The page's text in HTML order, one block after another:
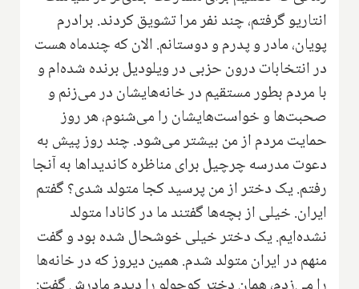
انتاریو گرفتم، چند نفر مرا تشویق کردند‌. برادرم
پویان، مادر و پدرم و دوستانم.‌ الان که چندماه هست
در انتخابات درون حزبی در ویلودیل برنده شده‌ا‌م و
با مردم بطور مستقیم در خانه‌هایشان در می‌زنم و
صحبت‌ها و خواست‌هایشان را می‌شنوم‌، هر روز
حمایت مردم از من بیشتر می‌شود‌. چند روز پیش به
دعوت مدرسه چرچیل‌ برای مناظره کاندیداها به آنجا
رفتم‌. یک دختر از من پرسید کجا متولد شدی‌؟ گفتم
ایران‌. خیلی از بچه‌ها گفتند ما در کانادا متولد
نشده‌ایم‌. یک دختر خیلی خوشحال شده بود و گفت
منهم در ایران متولد شدم‌. همین دیروز که در خانه‌ها